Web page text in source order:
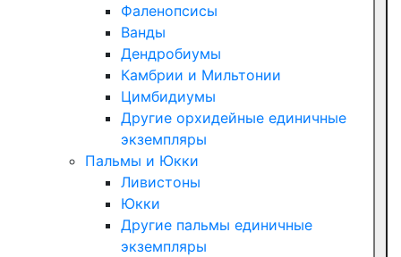
Фаленопсисы
Ванды
Дендробиумы
Камбрии и Мильтонии
Цимбидиумы
Другие орхидейные единичные
экземпляры
Пальмы и Юкки
Ливистоны
Юкки
Другие пальмы единичные
экземпляры